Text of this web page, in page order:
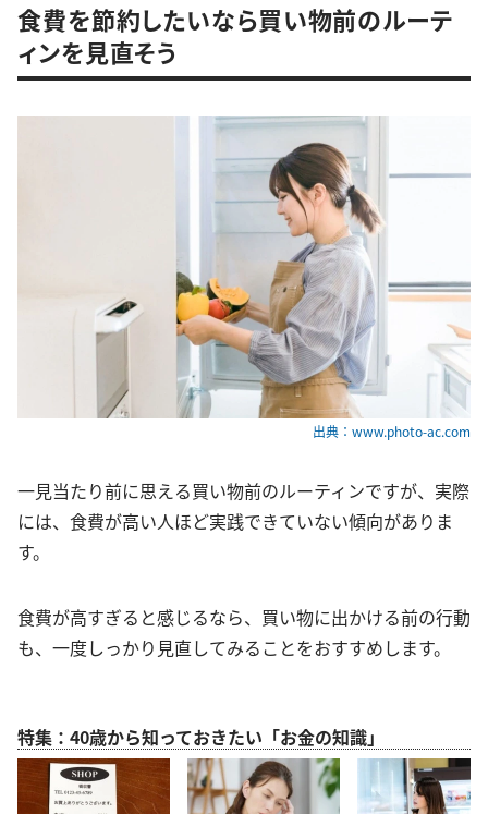
食費を節約したいなら買い物前のルーテ
ィンを見直そう
出典：www.photo-ac.com
一見当たり前に思える買い物前のルーティンですが、実際
には、食費が高い人ほど実践できていない傾向がありま
す。
食費が高すぎると感じるなら、買い物に出かける前の行動
も、一度しっかり見直してみることをおすすめします。
特集：40歳から知っておきたい「お金の知識」